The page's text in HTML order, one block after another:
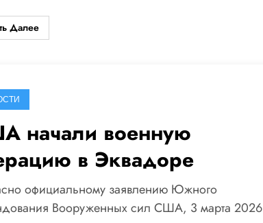
Далее
начали военную
в Эквадоре
официальному заявлению Южного
Вооруженных сил США, 3 марта 2026